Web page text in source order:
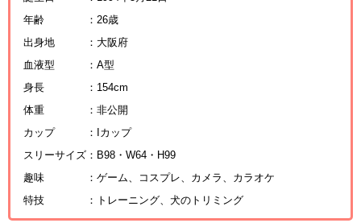
年齢 ：26歳
出身地 ：大阪府
血液型 ：A型
身長 ：154cm
体重 ：非公開
カップ ：Iカップ
スリーサイズ：B98・W64・H99
趣味 ：ゲーム、コスプレ、カメラ、カラオケ
特技 ：トレーニング、犬のトリミング